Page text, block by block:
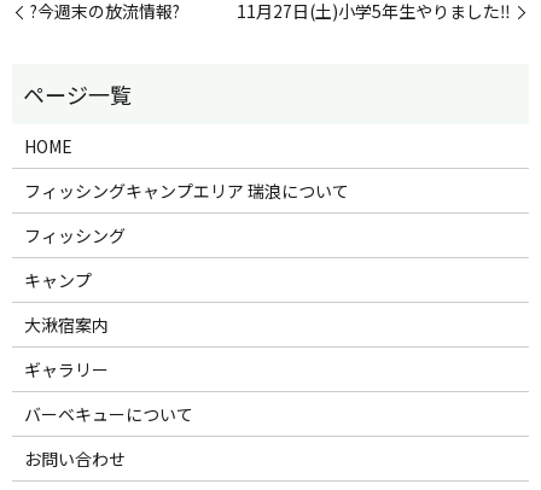
?今週末の放流情報? 11月27日(土)小学5年生やりました‼︎
HOME
フィッシングキャンプエリア 瑞浪について
フィッシング
キャンプ
大湫宿案内
ギャラリー
バーベキューについて
お問い合わせ